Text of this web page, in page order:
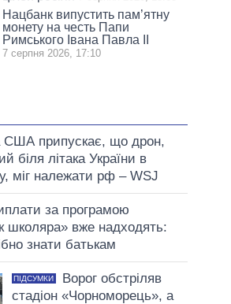
Нацбанк випустить пам’ятну
монету на честь Папи
Римського Івана Павла II
7 серпня 2026, 17:10
США припускає, що дрон,
біля літака України в
міг належати рф – WSJ
за програмою
школяра» вже надходять:
знати батькам
ПІДСУМКИ
Ворог обстріляв
стадіон «Чорноморець», а